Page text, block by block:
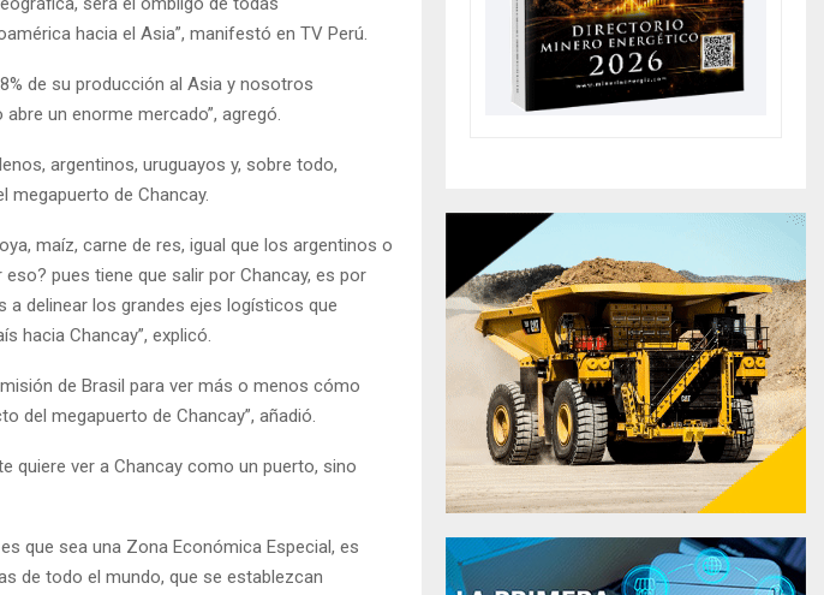
hacia el Asia”, manifestó en TV Perú.
de su producción al Asia y nosotros
un enorme mercado”, agregó.
argentinos, uruguayos y, sobre todo,
megapuerto de Chancay.
maíz, carne de res, igual que los argentinos o
pues tiene que salir por Chancay, es por
delinear los grandes ejes logísticos que
hacia Chancay”, explicó.
de Brasil para ver más o menos cómo
del megapuerto de Chancay”, añadió.
quiere ver a Chancay como un puerto, sino
que sea una Zona Económica Especial, es
de todo el mundo, que se establezcan